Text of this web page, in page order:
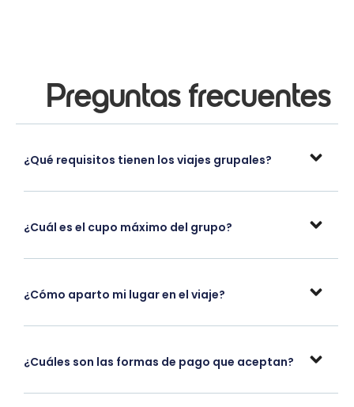
Preguntas frecuentes
¿Qué requisitos tienen los viajes grupales?
¿Cuál es el cupo máximo del grupo?
¿Cómo aparto mi lugar en el viaje?
¿Cuáles son las formas de pago que aceptan?